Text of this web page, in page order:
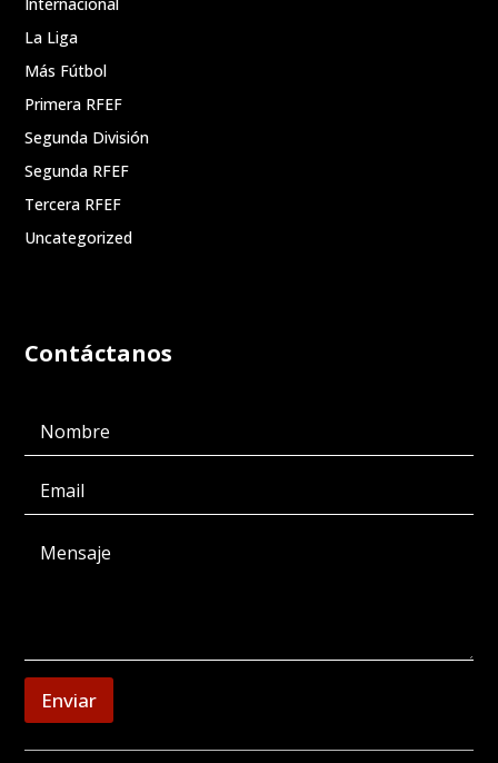
La Liga
Más Fútbol
Primera RFEF
Segunda División
Segunda RFEF
Tercera RFEF
Uncategorized
Contáctanos
Enviar